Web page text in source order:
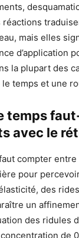
mais elles
d’application
la plupart des
le temps et une
temps
avec le
compter
pour
des
un
des ridules
de